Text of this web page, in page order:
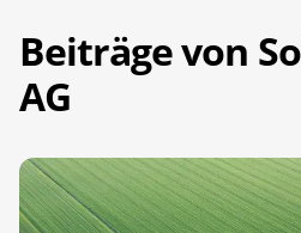
Beiträge von
AG